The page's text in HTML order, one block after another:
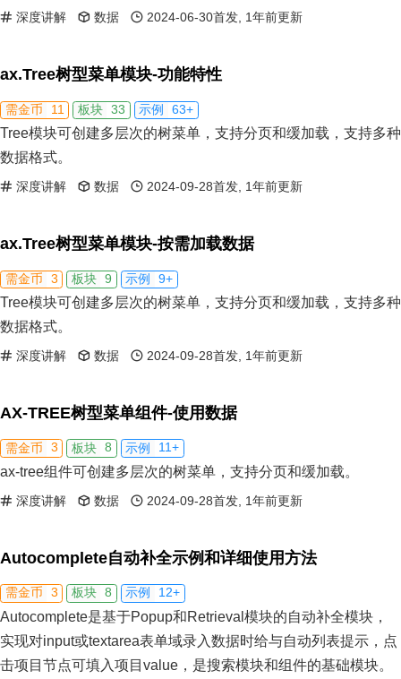
深度讲解 数据 2024-06-30首发, 1年前更新
ax.Tree树型菜单模块-功能特性
需金币 11 板块 33 示例 63+
Tree模块可创建多层次的树菜单，支持分页和缓加载，支持多种
数据格式。
深度讲解 数据 2024-09-28首发, 1年前更新
ax.Tree树型菜单模块-按需加载数据
需金币 3 板块 9 示例 9+
Tree模块可创建多层次的树菜单，支持分页和缓加载，支持多种
数据格式。
深度讲解 数据 2024-09-28首发, 1年前更新
AX-TREE树型菜单组件-使用数据
需金币 3 板块 8 示例 11+
ax-tree组件可创建多层次的树菜单，支持分页和缓加载。
深度讲解 数据 2024-09-28首发, 1年前更新
Autocomplete自动补全示例和详细使用方法
需金币 3 板块 8 示例 12+
Autocomplete是基于Popup和Retrieval模块的自动补全模块，
实现对input或textarea表单域录入数据时给与自动列表提示，点
击项目节点可填入项目value，是搜索模块和组件的基础模块。